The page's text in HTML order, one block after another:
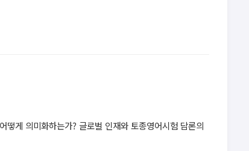
게 의미화하는가? 글로벌 인재와 토종영어시험 담론의